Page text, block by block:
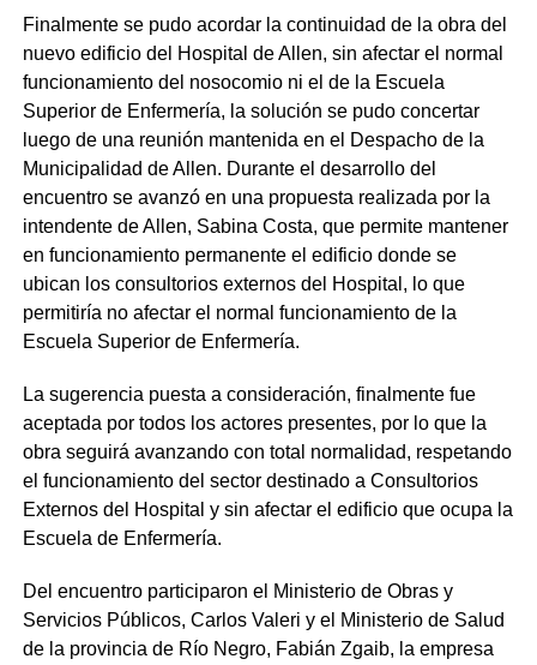
Finalmente se pudo acordar la continuidad de la obra del
nuevo edificio del Hospital de Allen, sin afectar el normal
funcionamiento del nosocomio ni el de la Escuela
Superior de Enfermería, la solución se pudo concertar
luego de una reunión mantenida en el Despacho de la
Municipalidad de Allen. Durante el desarrollo del
encuentro se avanzó en una propuesta realizada por la
intendente de Allen, Sabina Costa, que permite mantener
en funcionamiento permanente el edificio donde se
ubican los consultorios externos del Hospital, lo que
permitiría no afectar el normal funcionamiento de la
Escuela Superior de Enfermería.
La sugerencia puesta a consideración, finalmente fue
aceptada por todos los actores presentes, por lo que la
obra seguirá avanzando con total normalidad, respetando
el funcionamiento del sector destinado a Consultorios
Externos del Hospital y sin afectar el edificio que ocupa la
Escuela de Enfermería.
Del encuentro participaron el Ministerio de Obras y
Servicios Públicos, Carlos Valeri y el Ministerio de Salud
de la provincia de Río Negro, Fabián Zgaib, la empresa